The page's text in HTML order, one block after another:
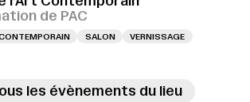
de PAC
SALON VERNISSAGE
les évènements du lieu